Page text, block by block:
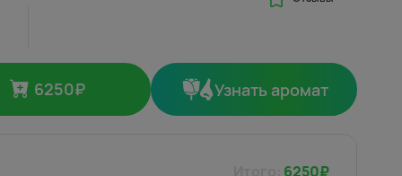
6250₽ Узнать аромат
6250₽